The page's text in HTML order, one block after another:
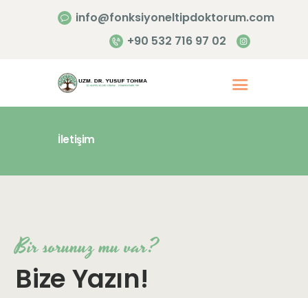
info@fonksiyoneltipdoktorum.com
+90 532 716 97 02
İletişim
Bir sorunuz mu var?
Bize Yazın!